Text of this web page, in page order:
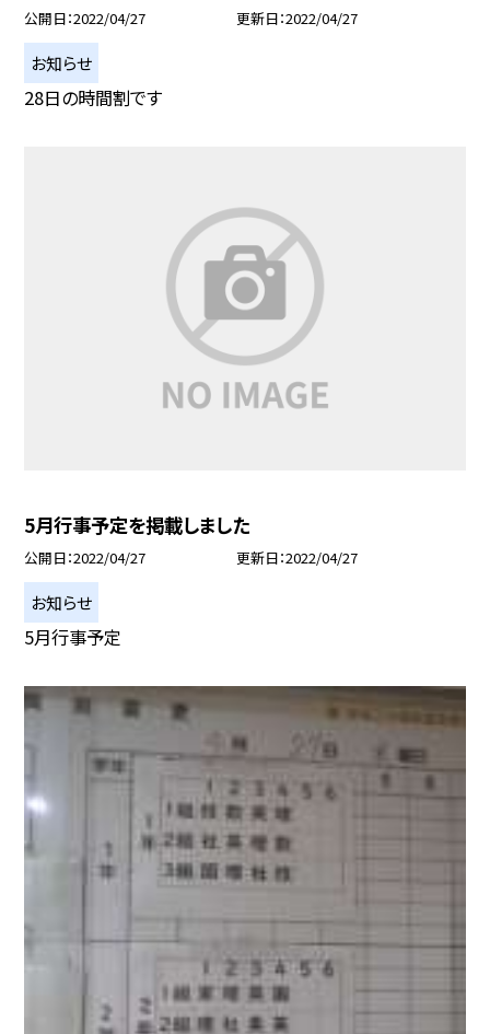
公開日 2022/04/27 更新日 2022/04/27
お知らせ
28日の時間割です
5月行事予定を掲載しました
公開日 2022/04/27 更新日 2022/04/27
お知らせ
5月行事予定